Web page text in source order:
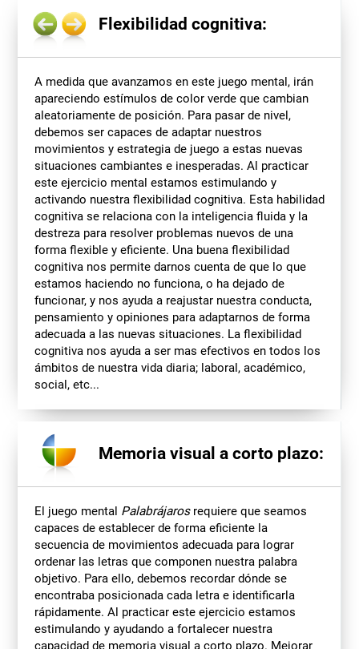
Flexibilidad cognitiva:
A medida que avanzamos en este juego mental, irán
apareciendo estímulos de color verde que cambian
aleatoriamente de posición. Para pasar de nivel,
debemos ser capaces de adaptar nuestros
movimientos y estrategia de juego a estas nuevas
situaciones cambiantes e inesperadas. Al practicar
este ejercicio mental estamos estimulando y
activando nuestra flexibilidad cognitiva. Esta habilidad
cognitiva se relaciona con la inteligencia fluida y la
destreza para resolver problemas nuevos de una
forma flexible y eficiente. Una buena flexibilidad
cognitiva nos permite darnos cuenta de que lo que
estamos haciendo no funciona, o ha dejado de
funcionar, y nos ayuda a reajustar nuestra conducta,
pensamiento y opiniones para adaptarnos de forma
adecuada a las nuevas situaciones. La flexibilidad
cognitiva nos ayuda a ser mas efectivos en todos los
ámbitos de nuestra vida diaria; laboral, académico,
social, etc...
Memoria visual a corto plazo:
El juego mental Palabrájarosrequiere que seamos
capaces de establecer de forma eficiente la
secuencia de movimientos adecuada para lograr
ordenar las letras que componen nuestra palabra
objetivo. Para ello, debemos recordar dónde se
encontraba posicionada cada letra e identificarla
rápidamente. Al practicar este ejercicio estamos
estimulando y ayudando a fortalecer nuestra
capacidad de memoria visual a corto plazo. Mejorar